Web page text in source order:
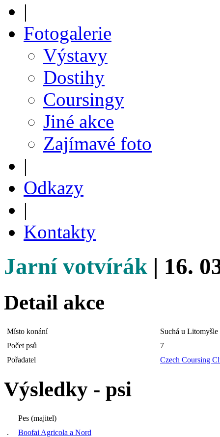
|
Fotogalerie
Výstavy
Dostihy
Coursingy
Jiné akce
Zajímavé foto
|
Odkazy
|
Kontakty
Jarní votvírák | 16.
Detail akce
Místo konání
Suchá u
Počet psů
7
Pořadatel
Czech Coursing
Výsledky - psi
Pes (majitel)
.
Boofai Agricola a Nord